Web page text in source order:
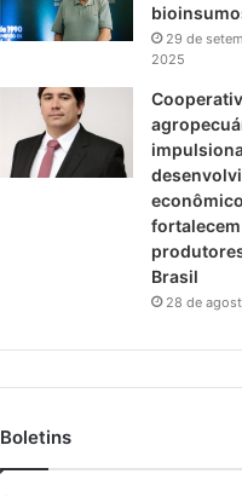
29 de
2025
fortalecem
Brasil
28 de
Boletins